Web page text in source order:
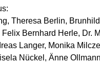
Theresa Berlin,
Felix Bernhard Herle, Dr.
Langer, Monika
Nückel, Änne